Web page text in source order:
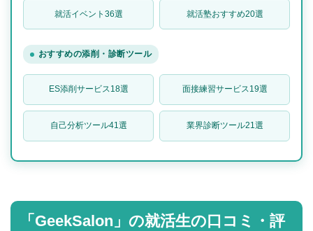
就活イベント36選 就活塾おすすめ20選
おすすめの添削・診断ツール
ES添削サービス18選 面接練習サービス19選
自己分析ツール41選 業界診断ツール21選
「GeekSalon」の就活生の口コミ・評